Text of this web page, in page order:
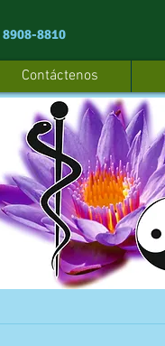
8810
Contáctenos